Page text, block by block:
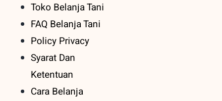
Toko Belanja Tani
FAQ Belanja Tani
Policy Privacy
Syarat Dan
Ketentuan
Cara Belanja